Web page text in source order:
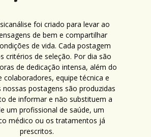
foi criado para levar ao
de bem e compartilhar
de vida. Cada postagem
critérios de seleção. Por dia são
de dedicação intensa, além do
colaboradores, equipe técnica e
nossas postagens são produzidas
de informar e não substituem a
um profissional de saúde, um
médico ou os tratamentos já
prescritos.